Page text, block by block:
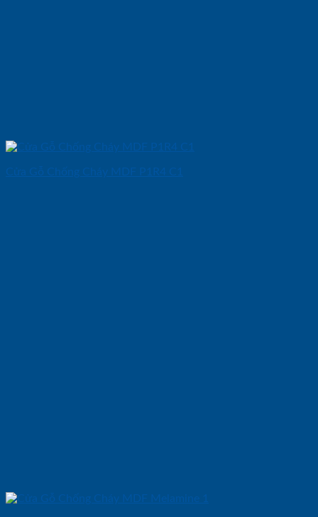
Cửa Gỗ Chống Cháy MDF P1R4 C1